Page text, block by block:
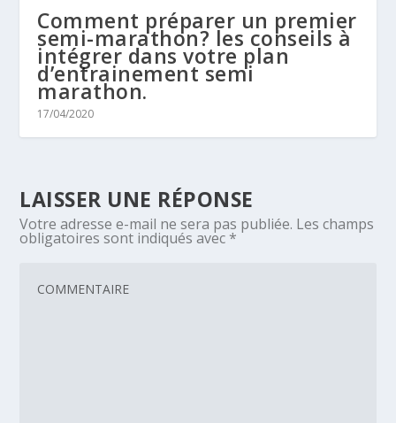
Comment préparer un premier
semi-marathon? les conseils à
intégrer dans votre plan
d’entrainement semi
marathon.
17/04/2020
LAISSER UNE RÉPONSE
Votre adresse e-mail ne sera pas publiée. Les champs
obligatoires sont indiqués avec *